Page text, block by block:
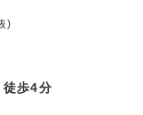
)
歩4分